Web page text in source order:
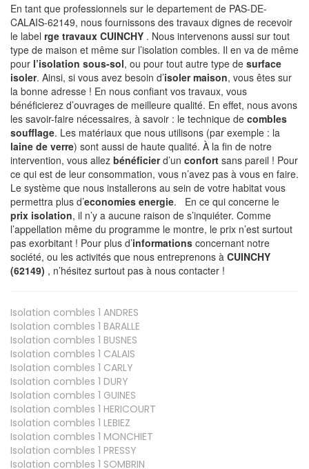
En tant que professionnels sur le departement de PAS-DE-
CALAIS-62149, nous fournissons des travaux dignes de recevoir
le label rge travaux CUINCHY . Nous intervenons aussi sur tout
type de maison et même sur l’isolation combles. Il en va de même
pour l’isolation sous-sol, ou pour tout autre type de surface
isoler. Ainsi, si vous avez besoin d’isoler maison, vous êtes sur
la bonne adresse ! En nous confiant vos travaux, vous
bénéficierez d’ouvrages de meilleure qualité. En effet, nous avons
les savoir-faire nécessaires, à savoir : le technique de combles
soufflage. Les matériaux que nous utilisons (par exemple : la
laine de verre) sont aussi de haute qualité. À la fin de notre
intervention, vous allez bénéficierd’un confort sans pareil ! Pour
ce qui est de leur consommation, vous n’avez pas à vous en faire.
Le système que nous installerons au sein de votre habitat vous
permettra plus d’economies energie. En ce qui concerne le
prix isolation, il n’y a aucune raison de s’inquiéter. Comme
l’appellation même du programme le montre, le prix n’est surtout
pas exorbitant ! Pour plus d’informations concernant notre
société, ou les activités que nous entreprenons à CUINCHY
(62149) , n’hésitez surtout pas à nous contacter !
Isolation combles 1 ANDRES
Isolation combles 1 BARALLE
Isolation combles 1 BUSNES
Isolation combles 1 CALAIS
Isolation combles 1 CARLY
Isolation combles 1 DURY
Isolation combles 1 GUINES
Isolation combles 1 HERICOURT
Isolation combles 1 LEBIEZ
Isolation combles 1 MONCHIET
Isolation combles 1 PRESSY
Isolation combles 1 SOMBRIN